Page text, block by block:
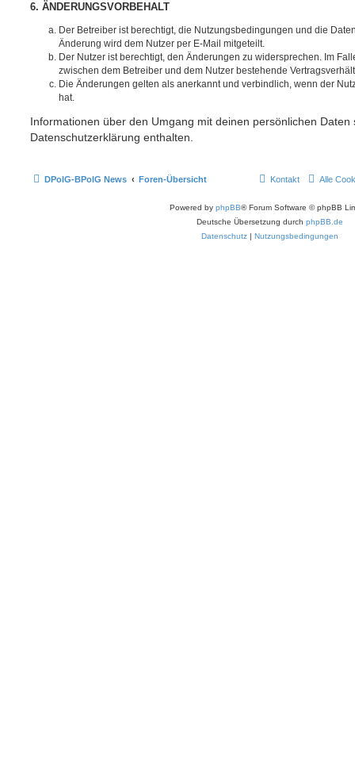
6. ÄNDERUNGSVORBEHALT
Der Betreiber ist berechtigt, die Nutzungsbedingungen und die
Änderung wird dem Nutzer per E-Mail mitgeteilt.
Der Nutzer ist berechtigt, den Änderungen zu widersprechen. Im
zwischen dem Betreiber und dem Nutzer bestehende
Die Änderungen gelten als anerkannt und verbindlich, wenn der
hat.
Informationen über den Umgang mit deinen persönlichen Daten
Datenschutzerklärung enthalten.
DPolG-BPolG News Foren-Übersicht Alle
Kontakt
Powered by phpBB® Forum Software © phpBB
Deutsche Übersetzung durch phpBB.de
Datenschutz | Nutzungsbedingungen